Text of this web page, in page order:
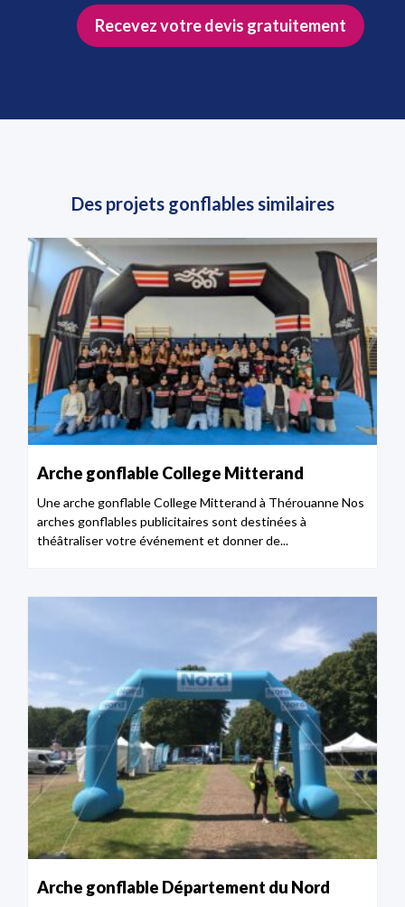
Recevez votre devis gratuitement
Des projets gonflables similaires
Arche gonflable College Mitterand
Une arche gonflable College Mitterand à Thérouanne Nos
arches gonflables publicitaires sont destinées à
théâtraliser votre événement et donner de...
Arche gonflable Département du Nord